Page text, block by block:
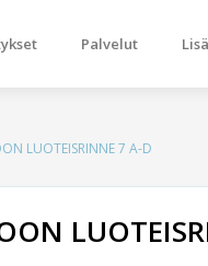
Palvelut
LUOTEISRINNE 7 A-D